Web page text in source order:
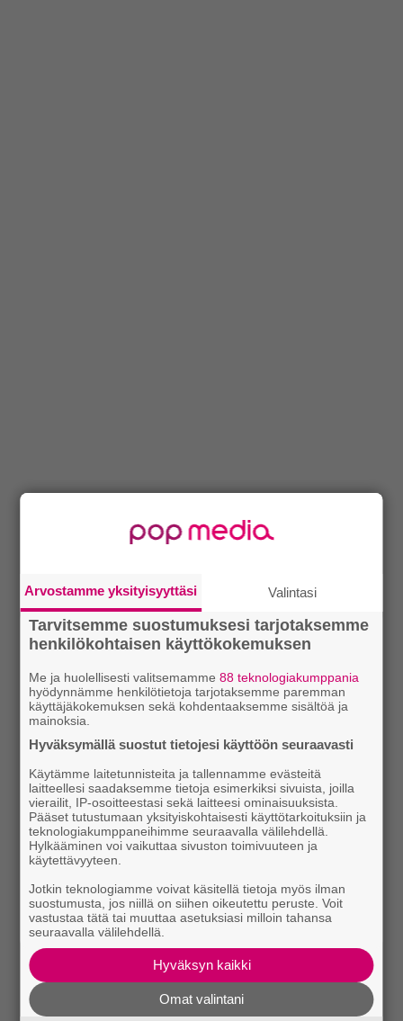
Arvostamme yksityisyyttäsi Valintasi
Tarvitsemme suostumuksesi tarjotaksemme
henkilökohtaisen käyttökokemuksen
Me ja huolellisesti valitsemamme88 teknologiakumppania
hyödynnämme henkilötietoja tarjotaksemme paremman
käyttäjäkokemuksen sekä kohdentaaksemme sisältöä ja
mainoksia.
Hyväksymällä suostut tietojesi käyttöön seuraavasti
Käytämme laitetunnisteita ja tallennamme evästeitä
laitteellesi saadaksemme tietoja esimerkiksi sivuista, joilla
vierailit, IP-osoitteestasi sekä laitteesi ominaisuuksista.
Pääset tutustumaan yksityiskohtaisesti käyttötarkoituksiin ja
teknologiakumppaneihimme seuraavalla välilehdellä.
Hylkääminen voi vaikuttaa sivuston toimivuuteen ja
käytettävyyteen.
Jotkin teknologiamme voivat käsitellä tietoja myös ilman
suostumusta, jos niillä on siihen oikeutettu peruste. Voit
vastustaa tätä tai muuttaa asetuksiasi milloin tahansa
seuraavalla välilehdellä.
Hyväksyn kaikki
Omat valintani